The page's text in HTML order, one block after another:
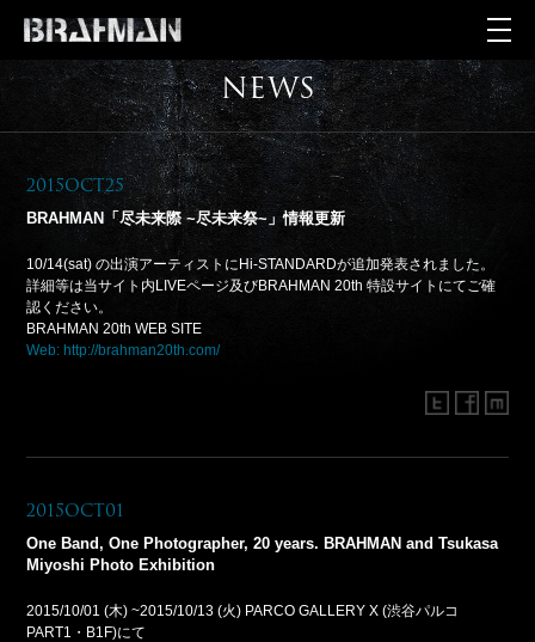
NEWS
2015Oct25
BRAHMAN「尽未来際 ~尽未来祭~」情報更新
10/14(sat) の出演アーティストにHi-STANDARDが追加発表されました。
詳細等は当サイト内LIVEページ及びBRAHMAN 20th 特設サイトにてご確
認ください。
BRAHMAN 20th WEB SITE
Web: http://brahman20th.com/
2015Oct01
One Band, One Photographer, 20 years. BRAHMAN and Tsukasa
Miyoshi Photo Exhibition
2015/10/01 (木) ~2015/10/13 (火) PARCO GALLERY X (渋谷パルコ
PART1・B1F)にて